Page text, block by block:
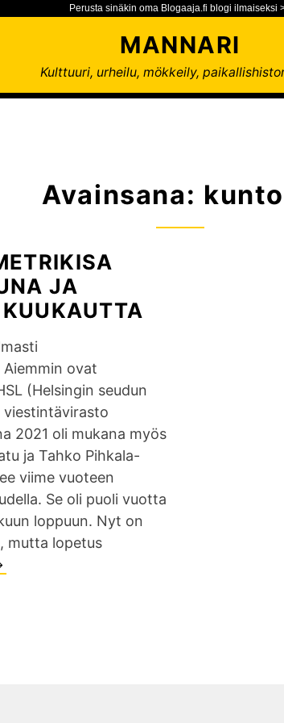
Perusta sinäkin oma Blogaaja.fi blogi ilmaiseksi
MANNARI
Kulttuuri, urheilu, mökkeily,
Avainsana:
JA
ovat
(Helsingin seudun
viestintävirasto
2021 oli mukana myös
ja Tahko Pihkala-
viime vuoteen
Se oli puoli vuotta
loppuun. Nyt on
mutta lopetus